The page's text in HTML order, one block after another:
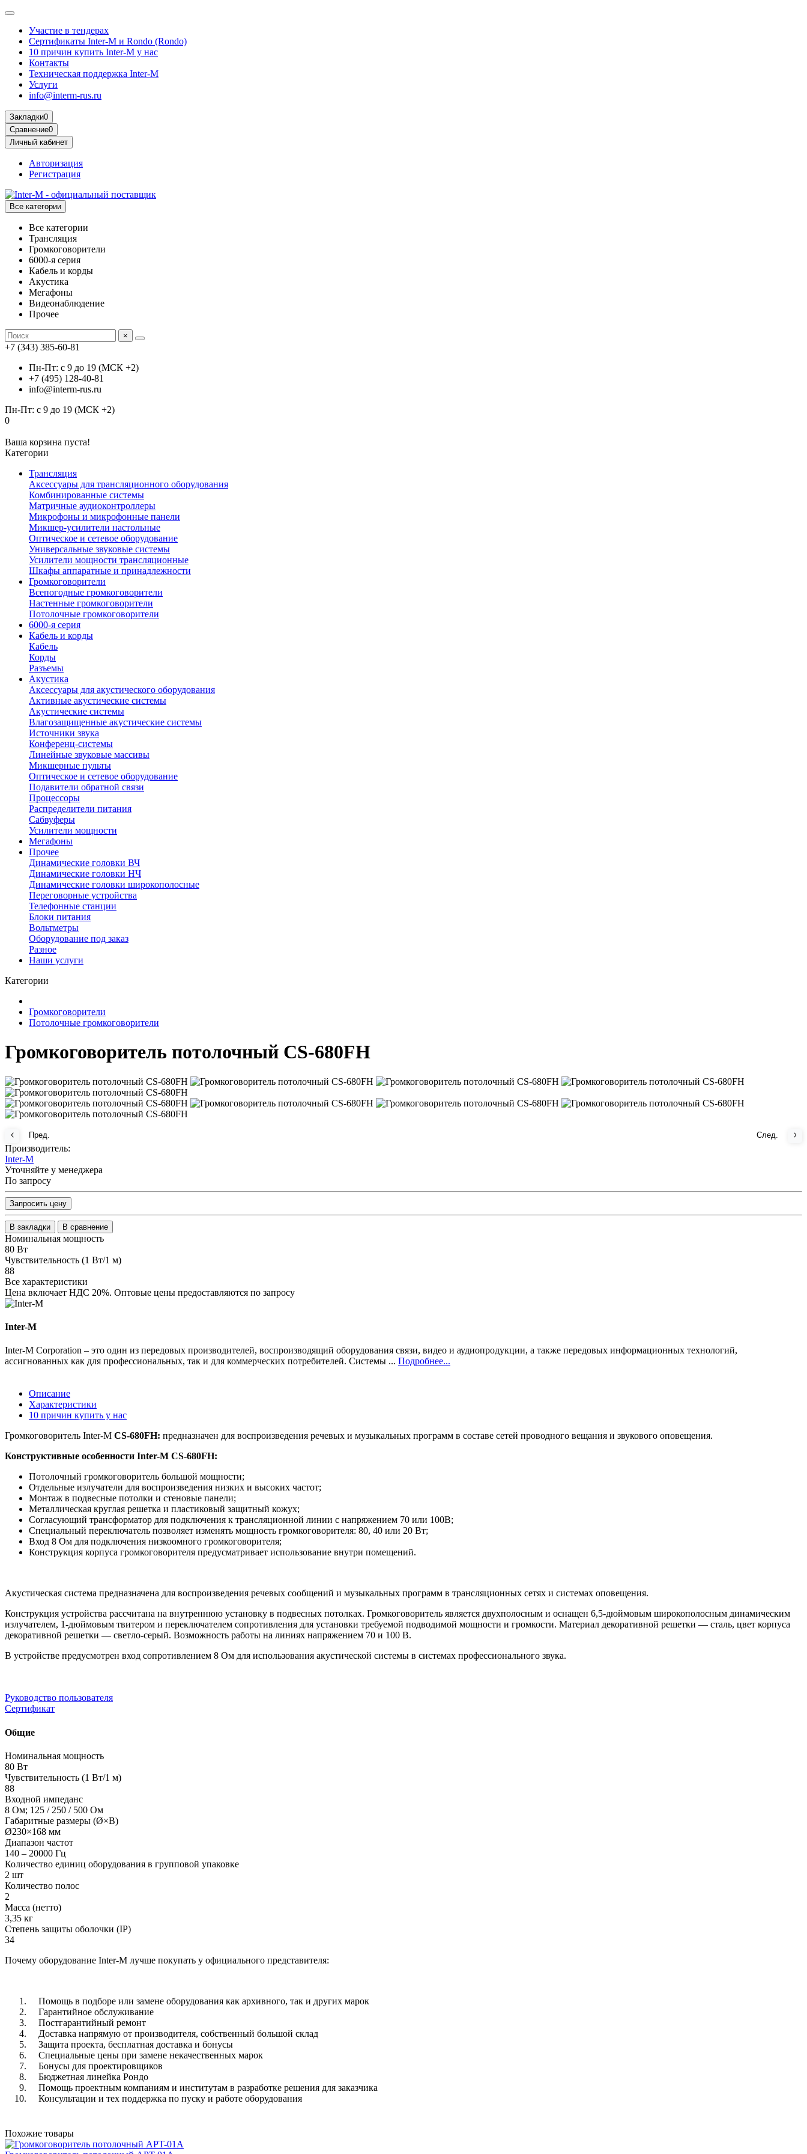
Участие в тендерах
Сертификаты Inter-M и Rondo (Rondo)
10 причин купить Inter-M у нас
Контакты
Техническая поддержка Inter-M
Услуги
info@interm-rus.ru
Закладки0
Сравнение0
Личный кабинет
Авторизация
Регистрация
Все категории
Все категории
Трансляция
Громкоговорители
6000-я серия
Кабель и корды
Акустика
Мегафоны
Видеонаблюдение
Прочее
×
+7 (343) 385-60-81
Пн-Пт: с 9 до 19 (МСК +2)
+7 (495) 128-40-81
info@interm-rus.ru
Пн-Пт: с 9 до 19 (МСК +2)
0
Ваша корзина пуста!
Категории
Трансляция
Аксессуары для трансляционного оборудования
Комбинированные системы
Матричные аудиоконтроллеры
Микрофоны и микрофонные панели
Микшер-усилители настольные
Оптическое и сетевое оборудование
Универсальные звуковые системы
Усилители мощности трансляционные
Шкафы аппаратные и принадлежности
Громкоговорители
Всепогодные громкоговорители
Настенные громкоговорители
Потолочные громкоговорители
6000-я серия
Кабель и корды
Кабель
Корды
Разъемы
Акустика
Аксессуары для акустического оборудования
Активные акустические системы
Акустические системы
Влагозащищенные акустические системы
Источники звука
Конференц-системы
Линейные звуковые массивы
Микшерные пульты
Оптическое и сетевое оборудование
Подавители обратной связи
Процессоры
Распределители питания
Сабвуферы
Усилители мощности
Мегафоны
Прочее
Динамические головки ВЧ
Динамические головки НЧ
Динамические головки широкополосные
Переговорные устройства
Телефонные станции
Блоки питания
Вольтметры
Оборудование под заказ
Разное
Наши услуги
Категории
Громкоговорители
Потолочные громкоговорители
Громкоговоритель потолочный CS-680FH
Пред. След.
Производитель:
Inter-M
Уточняйте у менеджера
По запросу
Запросить цену
В закладки В сравнение
Номинальная мощность
80 Вт
Чувствительность (1 Вт/1 м)
88
Все характеристики
Цена включает НДС 20%. Оптовые цены предоставляются по запросу
Inter-M
Inter-M Corporation – это один из передовых производителей, воспроизводящий оборудования связи, видео и аудиопродукции, а также передовых информационных технологий,
ассигнованных как для профессиональных, так и для коммерческих потребителей. Системы ... Подробнее...
Описание
Характеристики
10 причин купить у нас
Громкоговоритель Inter-M CS-680FH: предназначен для воспроизведения речевых и музыкальных программ в составе сетей проводного вещания и звукового оповещения.
Конструктивные особенности Inter-M CS-680FH:
Потолочный громкоговоритель большой мощности;
Отдельные излучатели для воспроизведения низких и высоких частот;
Монтаж в подвесные потолки и стеновые панели;
Металлическая круглая решетка и пластиковый защитный кожух;
Согласующий трансформатор для подключения к трансляционной линии с напряжением 70 или 100В;
Специальный переключатель позволяет изменять мощность громкоговорителя: 80, 40 или 20 Вт;
Вход 8 Ом для подключения низкоомного громкоговорителя;
Конструкция корпуса громкоговорителя предусматривает использование внутри помещений.
Акустическая система предназначена для воспроизведения речевых сообщений и музыкальных программ в трансляционных сетях и системах оповещения.
Конструкция устройства рассчитана на внутреннюю установку в подвесных потолках. Громкоговоритель является двухполосным и оснащен 6,5-дюймовым широкополосным динамическим
излучателем, 1-дюймовым твитером и переключателем сопротивления для установки требуемой подводимой мощности и громкости. Материал декоративной решетки — сталь, цвет корпуса
декоративной решетки — светло-серый. Возможность работы на линиях напряжением 70 и 100 В.
В устройстве предусмотрен вход сопротивлением 8 Ом для использования акустической системы в системах профессионального звука.
Руководство пользователя
Сертификат
Общие
Номинальная мощность
80 Вт
Чувствительность (1 Вт/1 м)
88
Входной импеданс
8 Ом; 125 / 250 / 500 Ом
Габаритные размеры (Ø×В)
Ø230×168 мм
Диапазон частот
140 – 20000 Гц
Количество единиц оборудования в групповой упаковке
2 шт
Количество полос
2
Масса (нетто)
3,35 кг
Степень защиты оболочки (IP)
34
Почему оборудование Inter-M лучше покупать у официального представителя:
Помощь в подборе или замене оборудования как архивного, так и других марок
Гарантийное обслуживание
Постгарантийный ремонт
Доставка напрямую от производителя, собственный большой склад
Защита проекта, бесплатная доставка и бонусы
Специальные цены при замене некачественных марок
Бонусы для проектировщиков
Бюджетная линейка Рондо
Помощь проектным компаниям и институтам в разработке решения для заказчика
Консультации и тех поддержка по пуску и работе оборудования
Похожие товары